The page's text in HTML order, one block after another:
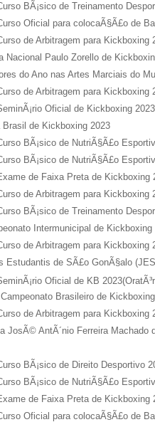
BÃ¡sico de Treinamento
Oficial para colocaÃ§Ã£o de
de Arbitragem para Kickboxing
Nacional Paulo Zorello de
do Ano nas Artes Marciais do
de Arbitragem para Kickboxing
Oficial de Kickboxing
de Kickboxing 2023
BÃ¡sico de NutriÃ§Ã£o
BÃ¡sico de NutriÃ§Ã£o
de Faixa Preta de Kickboxing
de Arbitragem para Kickboxing
BÃ¡sico de Treinamento
Intermunicipal de
de Arbitragem para Kickboxing
Estudantis de SÃ£o GonÃ§alo
Oficial de KB
Brasileiro de
de Arbitragem para Kickboxing
JosÃ© AntÃ´nio Ferreira Machado
BÃ¡sico de Direito Desportivo
BÃ¡sico de NutriÃ§Ã£o
de Faixa Preta de Kickboxing
Oficial para colocaÃ§Ã£o de